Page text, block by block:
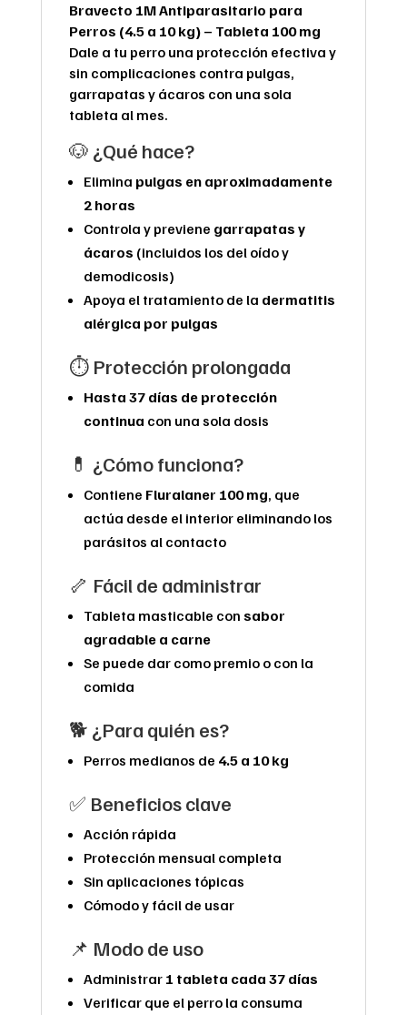
Bravecto 1M Antiparasitario para
Perros (4.5 a 10 kg) – Tableta 100 mg
Dale a tu perro una protección efectiva y
sin complicaciones contra pulgas,
garrapatas y ácaros con una sola
tableta al mes.
🐶 ¿Qué hace?
Elimina pulgas en aproximadamente
2 horas
Controla y previene garrapatas y
ácaros (incluidos los del oído y
demodicosis)
Apoya el tratamiento de la dermatitis
alérgica por pulgas
⏱️ Protección prolongada
Hasta 37 días de protección
continua con una sola dosis
💊 ¿Cómo funciona?
Contiene Fluralaner 100 mg, que
actúa desde el interior eliminando los
parásitos al contacto
🦴 Fácil de administrar
Tableta masticable con sabor
agradable a carne
Se puede dar como premio o con la
comida
🐕 ¿Para quién es?
Perros medianos de 4.5 a 10 kg
✅ Beneficios clave
Acción rápida
Protección mensual completa
Sin aplicaciones tópicas
Cómodo y fácil de usar
📌 Modo de uso
Administrar 1 tableta cada 37 días
Verificar que el perro la consuma